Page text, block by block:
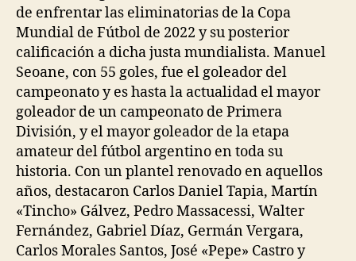
de enfrentar las eliminatorias de la Copa
Mundial de Fútbol de 2022 y su posterior
calificación a dicha justa mundialista. Manuel
Seoane, con 55 goles, fue el goleador del
campeonato y es hasta la actualidad el mayor
goleador de un campeonato de Primera
División, y el mayor goleador de la etapa
amateur del fútbol argentino en toda su
historia. Con un plantel renovado en aquellos
años, destacaron Carlos Daniel Tapia, Martín
«Tincho» Gálvez, Pedro Massacessi, Walter
Fernández, Gabriel Díaz, Germán Vergara,
Carlos Morales Santos, José «Pepe» Castro y